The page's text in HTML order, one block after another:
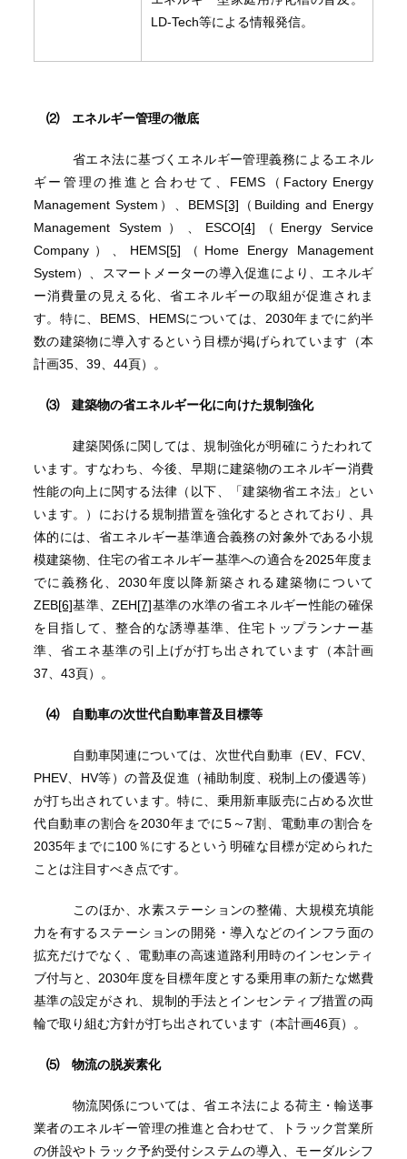
LD-Tech等による情報発信。
⑵ エネルギー管理の徹底
省エネ法に基づくエネルギー管理義務によるエネル
ギー管理の推進と合わせて、FEMS（Factory Energy
Management System）、BEMS[3] （Building and Energy
Management System）、ESCO[4] （Energy Service
Company）、HEMS[5] （Home Energy Management
System）、スマートメーターの導入促進により、エネルギ
ー消費量の見える化、省エネルギーの取組が促進されま
す。特に、BEMS、HEMSについては、2030年までに約半
数の建築物に導入するという目標が掲げられています（本
計画35、39、44頁）。
⑶ 建築物の省エネルギー化に向けた規制強化
建築関係に関しては、規制強化が明確にうたわれて
います。すなわち、今後、早期に建築物のエネルギー消費
性能の向上に関する法律（以下、「建築物省エネ法」とい
います。）における規制措置を強化するとされており、具
体的には、省エネルギー基準適合義務の対象外である小規
模建築物、住宅の省エネルギー基準への適合を2025年度ま
でに義務化、2030年度以降新築される建築物について
ZEB[6]基準、ZEH[7]基準の水準の省エネルギー性能の確保
を目指して、整合的な誘導基準、住宅トップランナー基
準、省エネ基準の引上げが打ち出されています（本計画
37、43頁）。
⑷ 自動車の次世代自動車普及目標等
自動車関連については、次世代自動車（EV、FCV、
PHEV、HV等）の普及促進（補助制度、税制上の優遇等）
が打ち出されています。特に、乗用新車販売に占める次世
代自動車の割合を2030年までに5～7割、電動車の割合を
2035年までに100％にするという明確な目標が定められた
ことは注目すべき点です。
このほか、水素ステーションの整備、大規模充填能
力を有するステーションの開発・導入などのインフラ面の
拡充だけでなく、電動車の高速道路利用時のインセンティ
ブ付与と、2030年度を目標年度とする乗用車の新たな燃費
基準の設定がされ、規制的手法とインセンティブ措置の両
輪で取り組む方針が打ち出されています（本計画46頁）。
⑸ 物流の脱炭素化
物流関係については、省エネ法による荷主・輸送事
業者のエネルギー管理の推進と合わせて、トラック営業所
の併設やトラック予約受付システムの導入、モーダルシフ